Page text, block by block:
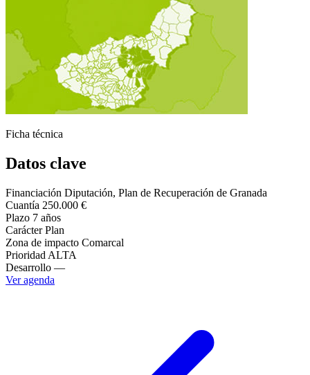
Ficha técnica
Datos clave
Financiación Diputación, Plan de Recuperación de Granada
Cuantía 250.000 €
Plazo 7 años
Carácter Plan
Zona de impacto Comarcal
Prioridad ALTA
Desarrollo —
Ver agenda